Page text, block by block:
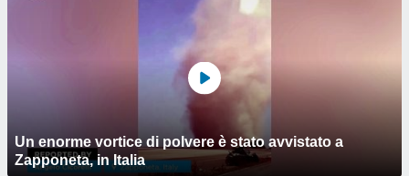
Un enorme vortice di polvere è stato avvistato a
Zapponeta, in Italia